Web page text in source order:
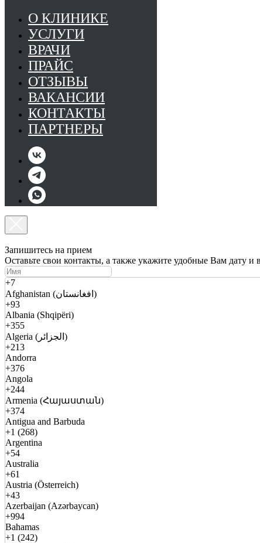
О КЛИНИКЕ
УСЛУГИ
ВРАЧИ
ПРАЙС
ОТЗЫВЫ
ВАКАНСИИ
КОНТАКТЫ
ПАРТНЕРЫ
Запишитесь на прием
Оставьте свои контакты, а также укажите удобные Вам дату и
+7
Afghanistan (افغانستان)
+93
Albania (Shqipëri)
+355
Algeria (الجزائر)
+213
Andorra
+376
Angola
+244
Armenia (Հայաստան)
+374
Antigua and Barbuda
+1 (268)
Argentina
+54
Australia
+61
Austria (Österreich)
+43
Azerbaijan (Azərbaycan)
+994
Bahamas
+1 (242)